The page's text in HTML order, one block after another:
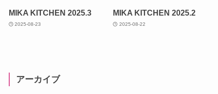
MIKA KITCHEN 2025.3
2025-08-23
MIKA KITCHEN 2025.2
2025-08-22
アーカイブ